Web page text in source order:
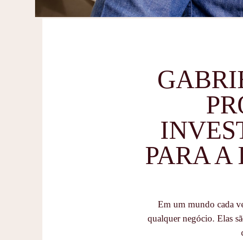
PARA
Em um mundo cada
qualquer negócio. Elas